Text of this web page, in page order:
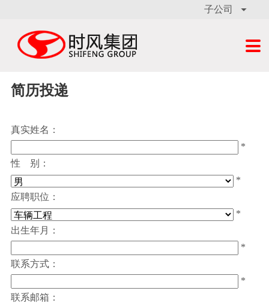
子公司 

简历投递
真实姓名：
*
性 别：
*
应聘职位：
*
出生年月：
*
联系方式：
*
联系邮箱：